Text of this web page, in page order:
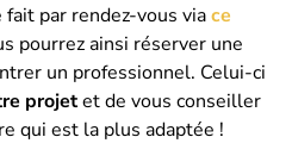
fait par rendez-vous viace
pourrez ainsi réserver une
un professionnel. Celui-ci
projetet de vous conseiller
qui est la plus adaptée !